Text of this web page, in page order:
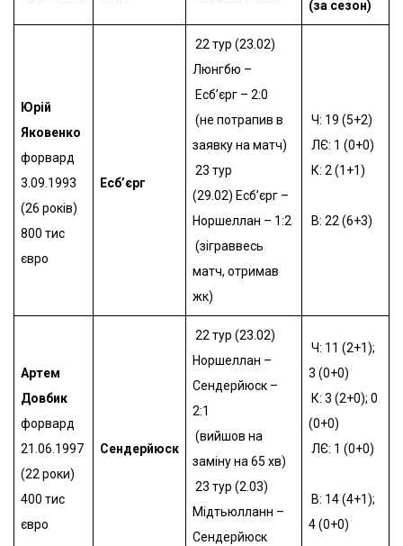
(за сезон)
Юрій
Яковенко
форвард
3.09.1993
(26 років)
800 тис
євро
Есб’єрг
22 тур (23.02)
Люнгбю –
Есб’єрг – 2:0
(не потрапив в
заявку на матч)
23 тур
(29.02) Есб’єрг –
Норшеллан – 1:2
(зіграввесь
матч, отримав
жк)
Ч: 19 (5+2)
ЛЄ: 1 (0+0)
К: 2 (1+1)
В: 22 (6+3)
Артем
Довбик
форвард
21.06.1997
(22 роки)
400 тис
євро
Сендерйюск
22 тур (23.02)
Норшеллан –
Сендерйюск –
2:1
(вийшов на
заміну на 65 хв)
23 тур (2.03)
Мідтьюлланн –
Сендерйюск
Ч: 11 (2+1);
3 (0+0)
К: 3 (2+0); 0
(0+0)
ЛЄ: 1 (0+0)
В: 14 (4+1);
4 (0+0)